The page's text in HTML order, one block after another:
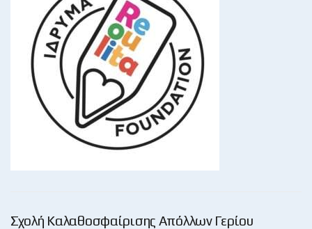
Σχολή Καλαθοσφαίρισης Απόλλων Γερίου